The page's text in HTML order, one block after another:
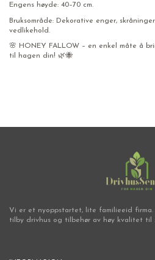
Engens høyde: 40–70 cm.
Bruksområde: Dekorative enger,
vedlikehold.
🌸 HONEY FALLOW – en enkel måte å
til hagen din! 🌿🐝
Vi er et nyoppstartet, lite familieeid firma.
tilby drivhus og tilbehør av høy kvalitet til